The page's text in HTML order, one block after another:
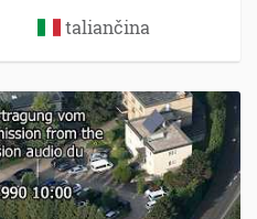
taliančina